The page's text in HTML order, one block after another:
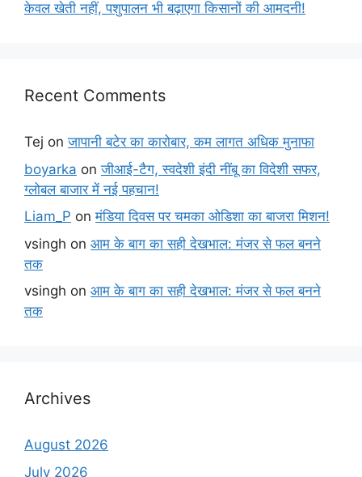
केवल खेती नहीं, पशुपालन भी बढ़ाएगा किसानों की आमदनी!
Recent Comments
Tej onजापानी बटेर का कारोबार, कम लागत अधिक मुनाफा
boyarka onजीआई-टैग, स्वदेशी इंदी नींबू का विदेशी सफर,
ग्लोबल बाजार में नई पहचान!
Liam_P onमंडिया दिवस पर चमका ओडिशा का बाजरा मिशन!
vsingh on आम के बाग का सही देखभाल: मंजर से फल बनने
तक
vsingh on आम के बाग का सही देखभाल: मंजर से फल बनने
तक
Archives
August 2026
July 2026